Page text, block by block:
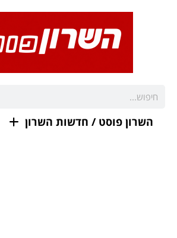
השרון פוסט / חדשות השרון